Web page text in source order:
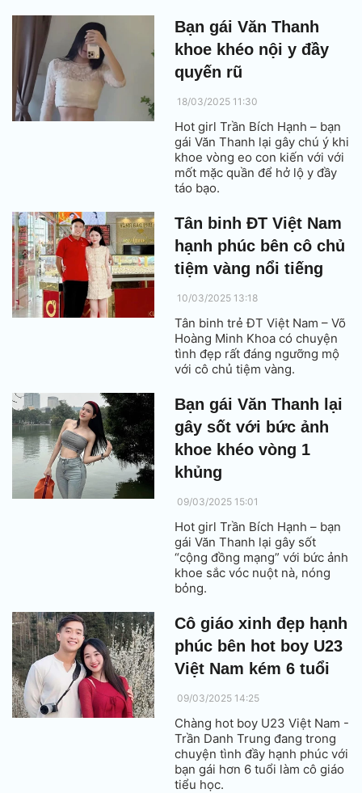
Bạn gái Văn Thanh
khoe khéo nội y đầy
quyến rũ
18/03/2025 11:30
Hot girl Trần Bích Hạnh – bạn
gái Văn Thanh lại gây chú ý khi
khoe vòng eo con kiến với với
mốt mặc quần để hở lộ y đầy
táo bạo.
Tân binh ĐT Việt Nam
hạnh phúc bên cô chủ
tiệm vàng nổi tiếng
10/03/2025 13:18
Tân binh trẻ ĐT Việt Nam – Võ
Hoàng Minh Khoa có chuyện
tình đẹp rất đáng ngưỡng mộ
với cô chủ tiệm vàng.
Bạn gái Văn Thanh lại
gây sốt với bức ảnh
khoe khéo vòng 1
khủng
09/03/2025 15:01
Hot girl Trần Bích Hạnh – bạn
gái Văn Thanh lại gây sốt
“cộng đồng mạng” với bức ảnh
khoe sắc vóc nuột nà, nóng
bỏng.
Cô giáo xinh đẹp hạnh
phúc bên hot boy U23
Việt Nam kém 6 tuổi
09/03/2025 14:25
Chàng hot boy U23 Việt Nam -
Trần Danh Trung đang trong
chuyện tình đầy hạnh phúc với
bạn gái hơn 6 tuổi làm cô giáo
tiểu học.